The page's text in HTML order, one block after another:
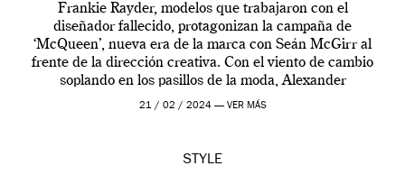
Frankie Rayder, modelos que trabajaron con el
diseñador fallecido, protagonizan la campaña de
‘McQueen’, nueva era de la marca con Seán McGirr al
frente de la dirección creativa. Con el viento de cambio
soplando en los pasillos de la moda, Alexander
McQueen se prepara para una […]
21 / 02 / 2024 — VER MÁS
STYLE